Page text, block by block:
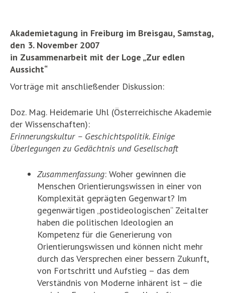
Akademietagung in Freiburg im Breisgau, Samstag,
den 3. November 2007
in Zusammenarbeit mit der Loge „Zur edlen
Aussicht“
Vorträge mit anschließender Diskussion:
Doz. Mag. Heidemarie Uhl (Österreichische Akademie
der Wissenschaften):
Erinnerungskultur – Geschichtspolitik. Einige
Überlegungen zu Gedächtnis und Gesellschaft
Zusammenfassung: Woher gewinnen die
Menschen Orientierungswissen in einer von
Komplexität geprägten Gegenwart? Im
gegenwärtigen „postideologischen“ Zeitalter
haben die politischen Ideologien an
Kompetenz für die Generierung von
Orientierungswissen und können nicht mehr
durch das Versprechen einer bessern Zukunft,
von Fortschritt und Aufstieg – das dem
Verständnis von Moderne inhärent ist – die